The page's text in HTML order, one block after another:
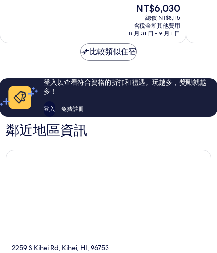
夠
評
論
現
價
格
為
NT$6,030
NT$6,030
總價 NT$8,115
含稅金和其他費用
8 月 31 日 - 9 月 1 日
奇
棒
評
論
比較類似住宿
登入以查看符合資格的折扣和禮遇。玩越多，獎勵就越
多！
登入 免費註冊
鄰近地區資訊
2259 S Kihei Rd, Kihei, HI, 96753